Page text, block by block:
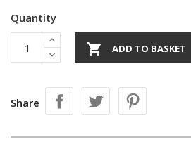
Quantity
 ADD TO BASKET
Share